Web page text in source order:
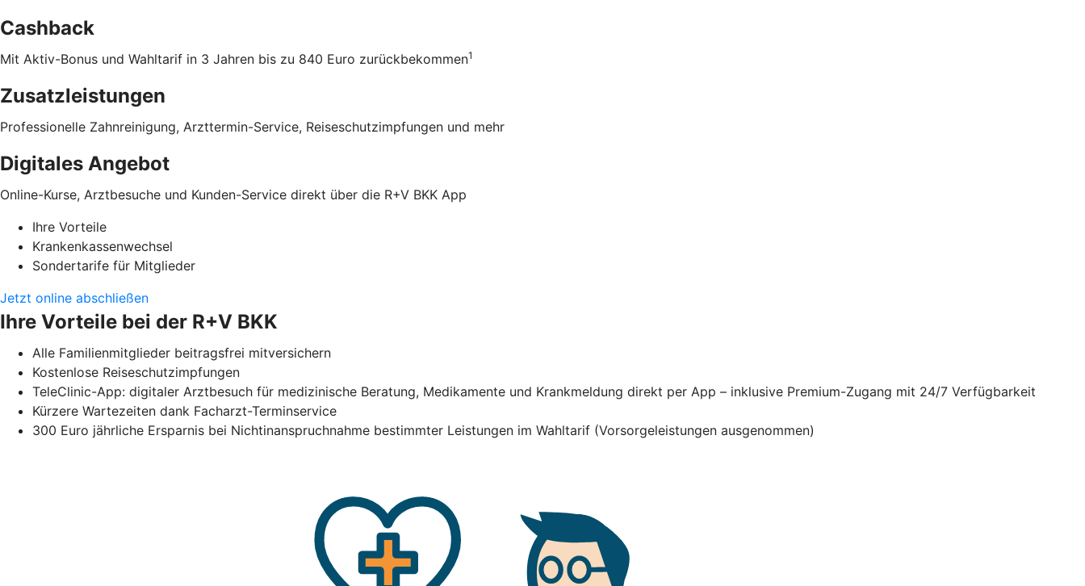
Cashback
Mit Aktiv-Bonus und Wahltarif in 3 Jahren bis zu 840 Euro zurückbekommen1
Zusatzleistungen
Professionelle Zahnreinigung, Arzttermin-Service, Reiseschutzimpfungen und mehr
Digitales Angebot
Online-Kurse, Arztbesuche und Kunden-Service direkt über die R+V BKK App
Ihre Vorteile
Krankenkassenwechsel
Sondertarife für Mitglieder
Jetzt online abschließen
Ihre Vorteile bei der R+V BKK
Alle Familienmitglieder beitragsfrei mitversichern
Kostenlose Reiseschutzimpfungen
TeleClinic-App: digitaler Arztbesuch für medizinische Beratung, Medikamente und Krankmeldung direkt per App – inklusive Premium-Zugang mit 24/7 Verfügbarkeit
Kürzere Wartezeiten dank Facharzt-Terminservice
300 Euro jährliche Ersparnis bei Nichtinanspruchnahme bestimmter Leistungen im Wahltarif (Vorsorgeleistungen ausgenommen)